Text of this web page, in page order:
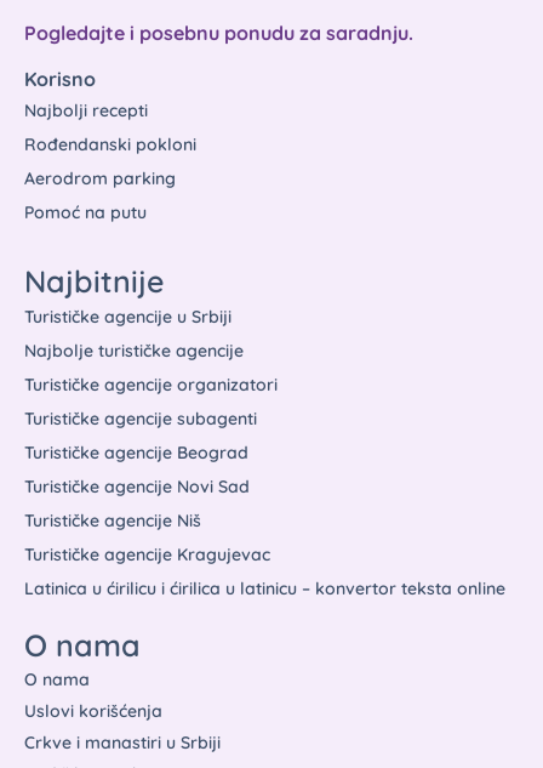
Pogledajte i posebnu ponudu za saradnju.
Korisno
Najbolji recepti
Rođendanski pokloni
Aerodrom parking
Pomoć na putu
Najbitnije
Turističke agencije u Srbiji
Najbolje turističke agencije
Turističke agencije organizatori
Turističke agencije subagenti
Turističke agencije Beograd
Turističke agencije Novi Sad
Turističke agencije Niš
Turističke agencije Kragujevac
Latinica u ćirilicu i ćirilica u latinicu – konvertor teksta online
O nama
O nama
Uslovi korišćenja
Crkve i manastiri u Srbiji